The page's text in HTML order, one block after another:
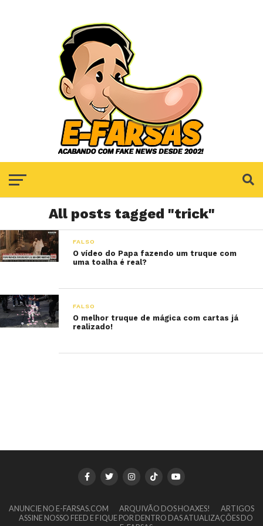
All posts tagged "trick"
FALSO
O vídeo do Papa fazendo um truque com
uma toalha é real?
FALSO
O melhor truque de mágica com cartas já
realizado!
ANUNCIE NO E-FARSAS.COM ARQUIVÃO DOS HOAXES!
ARTIGOS
ASSINE NOSSO FEED E FIQUE POR DENTRO DAS ATUALIZAÇÕES DO